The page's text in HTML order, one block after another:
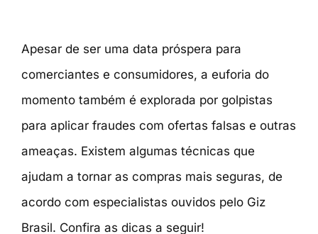
Apesar de ser uma data próspera para
comerciantes e consumidores, a euforia do
momento também é explorada por golpistas
para aplicar fraudes com ofertas falsas e outras
ameaças. Existem algumas técnicas que
ajudam a tornar as compras mais seguras, de
acordo com especialistas ouvidos pelo Giz
Brasil. Confira as dicas a seguir!